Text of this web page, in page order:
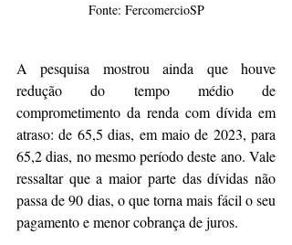
Fonte: FercomercioSP
A pesquisa mostrou ainda que houve
redução do tempo médio de
comprometimento da renda com dívida em
atraso: de 65,5 dias, em maio de 2023, para
65,2 dias, no mesmo período deste ano. Vale
ressaltar que a maior parte das dívidas não
passa de 90 dias, o que torna mais fácil o seu
pagamento e menor cobrança de juros.